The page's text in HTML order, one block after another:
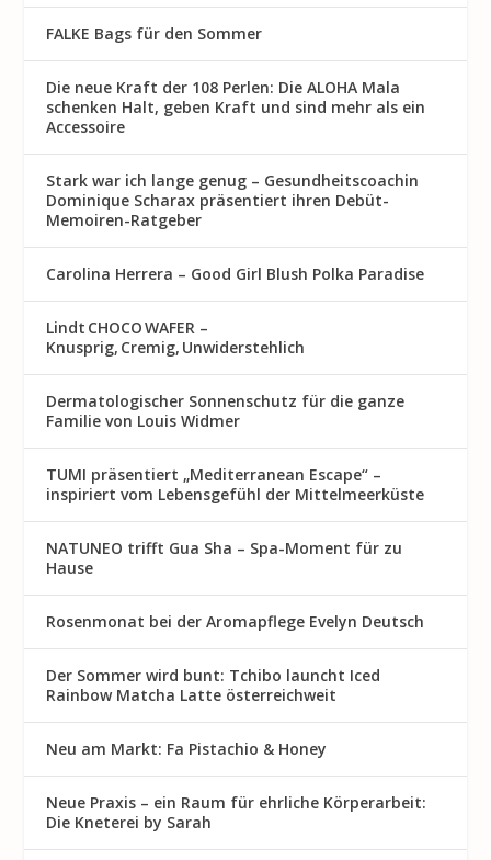
FALKE Bags für den Sommer
Die neue Kraft der 108 Perlen: Die ALOHA Mala
schenken Halt, geben Kraft und sind mehr als ein
Accessoire
Stark war ich lange genug – Gesundheitscoachin
Dominique Scharax präsentiert ihren Debüt-
Memoiren-Ratgeber
Carolina Herrera – Good Girl Blush Polka Paradise
Lindt CHOCO WAFER –
Knusprig, Cremig, Unwiderstehlich
Dermatologischer Sonnenschutz für die ganze
Familie von Louis Widmer
TUMI präsentiert „Mediterranean Escape“ –
inspiriert vom Lebensgefühl der Mittelmeerküste
NATUNEO trifft Gua Sha – Spa-Moment für zu
Hause
Rosenmon at bei der Aromapflege Evelyn Deutsch
Der Sommer wird bunt: Tchibo launcht Iced
Rainbow Matcha Latte österreichweit
Neu am Markt: Fa Pistachio & Honey
Neue Praxis – ein Raum für ehrliche Körperarbeit:
Die Kneterei by Sarah